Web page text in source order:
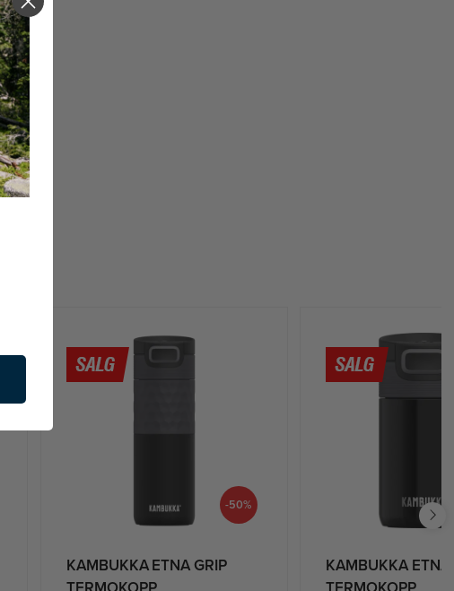
-50%
KAMBUKKA ETNA GRIP
KAMBUKKA ETNA